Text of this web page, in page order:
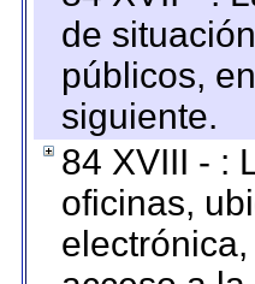
de
públicos,
siguiente.
84 XVIII - :
oficinas,